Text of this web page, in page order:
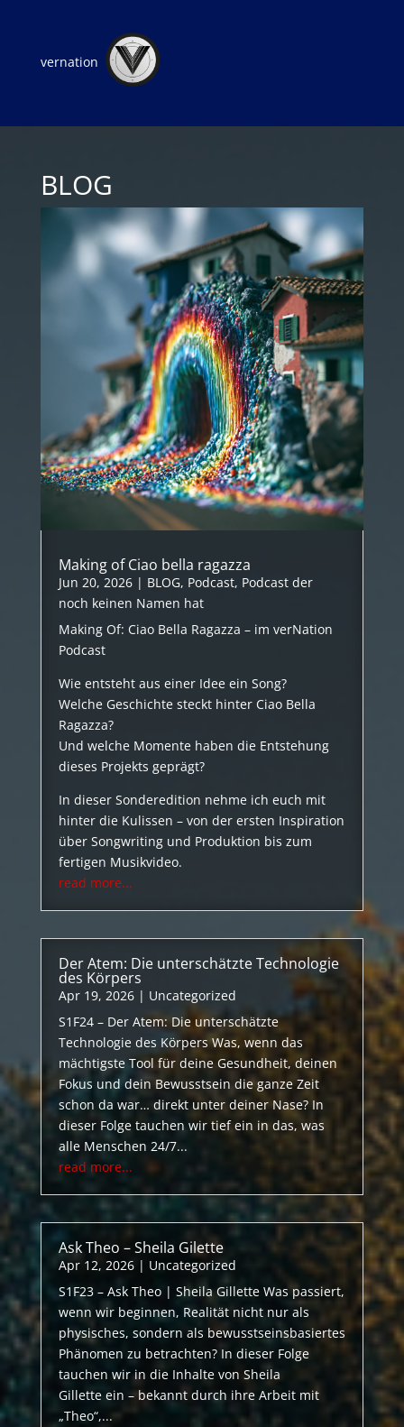
vernation
BLOG
Making of Ciao bella ragazza
Jun 20, 2026| BLOG, Podcast, Podcast der
noch keinen Namen hat
Making Of: Ciao Bella Ragazza – im verNation
Podcast
Wie entsteht aus einer Idee ein Song?
Welche Geschichte steckt hinter Ciao Bella
Ragazza?
Und welche Momente haben die Entstehung
dieses Projekts geprägt?
In dieser Sonderedition nehme ich euch mit
hinter die Kulissen – von der ersten Inspiration
über Songwriting und Produktion bis zum
fertigen Musikvideo.
read more...
Der Atem: Die unterschätzte Technologie
des Körpers
Apr 19, 2026| Uncategorized
S1F24 – Der Atem: Die unterschätzte
Technologie des Körpers Was, wenn das
mächtigste Tool für deine Gesundheit, deinen
Fokus und dein Bewusstsein die ganze Zeit
schon da war… direkt unter deiner Nase? In
dieser Folge tauchen wir tief ein in das, was
alle Menschen 24/7...
read more...
Ask Theo – Sheila Gilette
Apr 12, 2026| Uncategorized
S1F23 – Ask Theo | Sheila Gillette Was passiert,
wenn wir beginnen, Realität nicht nur als
physisches, sondern als bewusstseinsbasiertes
Phänomen zu betrachten? In dieser Folge
tauchen wir in die Inhalte von Sheila
Gillette ein – bekannt durch ihre Arbeit mit
„Theo“,...